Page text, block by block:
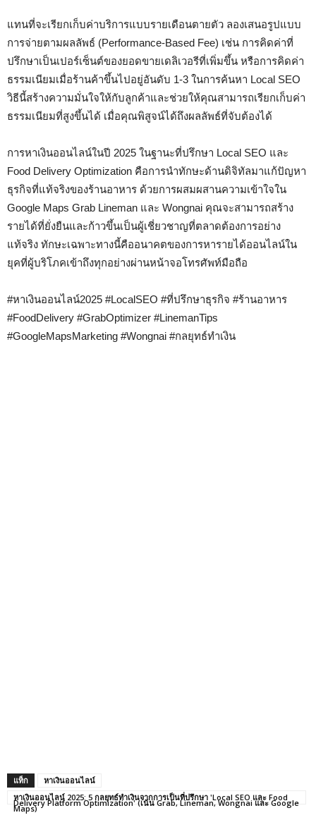
แทนที่จะเรียกเก็บค่าบริการแบบรายเดือนตายตัว ลองเสนอรูปแบบ
การจ่ายตามผลลัพธ์ (Performance-Based Fee) เช่น การคิดค่าที่
ปรึกษาเป็นเปอร์เซ็นต์ของยอดขายเดลิเวอรีที่เพิ่มขึ้น หรือการคิดค่า
ธรรมเนียมเมื่อร้านค้าขึ้นไปอยู่อันดับ 1-3 ในการค้นหา Local SEO
วิธีนี้สร้างความมั่นใจให้กับลูกค้าและช่วยให้คุณสามารถเรียกเก็บค่า
ธรรมเนียมที่สูงขึ้นได้ เมื่อคุณพิสูจน์ได้ถึงผลลัพธ์ที่จับต้องได้
การหาเงินออนไลน์ในปี 2025 ในฐานะที่ปรึกษา Local SEO และ
Food Delivery Optimization คือการนำทักษะด้านดิจิทัลมาแก้ปัญหา
ธุรกิจที่แท้จริงของร้านอาหาร ด้วยการผสมผสานความเข้าใจใน
Google Maps Grab Lineman และ Wongnai คุณจะสามารถสร้าง
รายได้ที่ยั่งยืนและก้าวขึ้นเป็นผู้เชี่ยวชาญที่ตลาดต้องการอย่าง
แท้จริง ทักษะเฉพาะทางนี้คืออนาคตของการหารายได้ออนไลน์ใน
ยุคที่ผู้บริโภคเข้าถึงทุกอย่างผ่านหน้าจอโทรศัพท์มือถือ
#หาเงินออนไลน์2025 #LocalSEO #ที่ปรึกษาธุรกิจ #ร้านอาหาร
#FoodDelivery #GrabOptimizer #LinemanTips
#GoogleMapsMarketing #Wongnai #กลยุทธ์ทำเงิน
แท็ก
หาเงินออนไลน์
หาเงินออนไลน์ 2025: 5 กลยุทธ์ทำเงินจากการเป็นที่ปรึกษา 'Local SEO และ Food
Delivery Platform Optimization' (เน้น Grab, Lineman, Wongnai และ Google
Maps)